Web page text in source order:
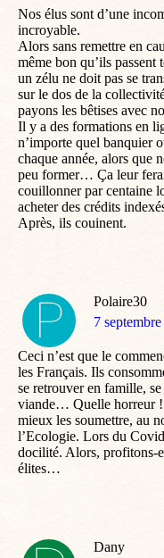
Nos élus sont d’une
incroyable.
Alors sans remettre en
même bon qu’ils passent
un zélu ne doit pas se
sur le dos de la
payons les bêtises avec
Il y a des formations en
n’importe quel banquier
chaque année, alors que
peu former… Ça leur
couillonner par centaine
acheter des crédits
Après, ils couinent.
Polaire30
dit
7
Ceci n’est que le
les Français. Ils
se retrouver en famille,
viande… Quelle horreur
mieux les soumettre, au
l’Ecologie. Lors du
docilité. Alors, profitons-
élites…
Dany